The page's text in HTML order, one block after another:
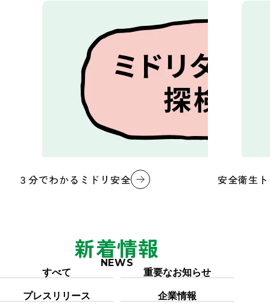
３分でわかるミドリ安全 安全衛生
新着情報
NEWS
すべて 重要なお知らせ
プレスリリース 企業情報
カテゴリー「すべて」を6件表示しています